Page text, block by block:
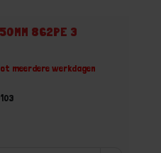
862PE 3
meerdere werkdagen